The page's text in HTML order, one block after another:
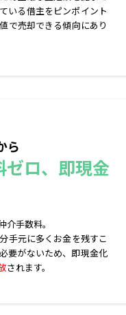
いる借主をピンポイント
で売却できる傾向にあり
ら
ゼロ、即現金
手数料。
手元に多くお金を残すこ
要がないため、即現金化
されます。